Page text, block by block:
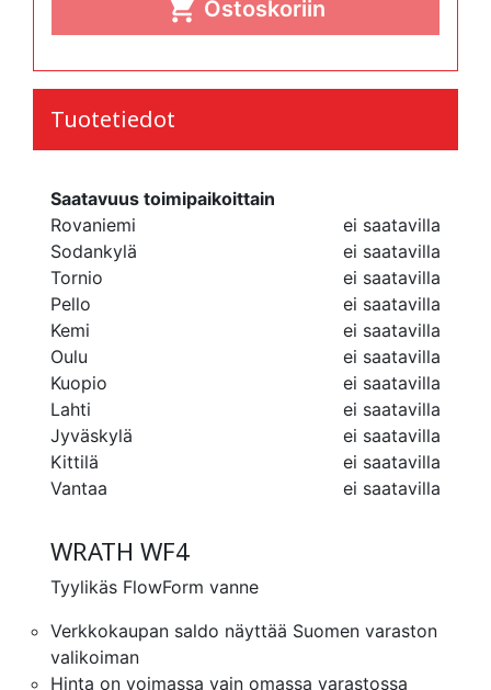
 Ostoskoriin
Tuotetiedot
WRATH WF4
Tyylikäs FlowForm vanne
Verkkokaupan saldo näyttää Suomen varaston
valikoiman
Hinta on voimassa vain omassa varastossa
Saatavuus toimipaikoittain
Rovaniemi
ei saatavilla
Sodankylä
ei saatavilla
Tornio
ei saatavilla
Pello
ei saatavilla
Kemi
ei saatavilla
Oulu
ei saatavilla
Kuopio
ei saatavilla
Lahti
ei saatavilla
Jyväskylä
ei saatavilla
Kittilä
ei saatavilla
Vantaa
ei saatavilla